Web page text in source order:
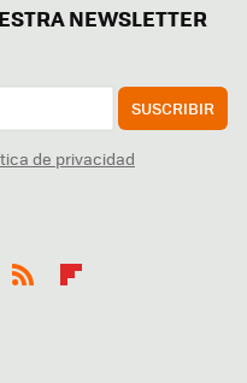
NEWSLETTER
SUSCRIBIR
de privacidad